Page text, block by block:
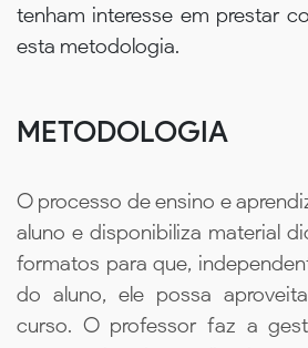
tenham interesse em prestar
esta metodologia.
METODOLOGIA
O processo de ensino e
aluno e disponibiliza material
formatos para que,
do aluno, ele possa
curso. O professor faz a